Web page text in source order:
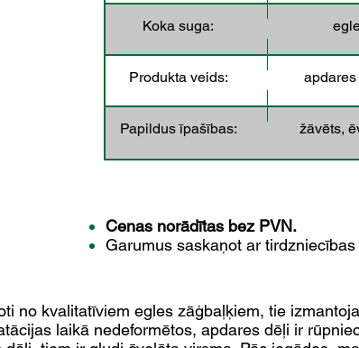
Koka suga:
Produkta veids:
Papildus īpašības: žāvēts,
Cenas norādītas bez PVN.
Garumus saskaņot ar
no kvalitatīviem egles zāģbaļķiem, tie
laikā nedeformētos, apdares dēļi ir